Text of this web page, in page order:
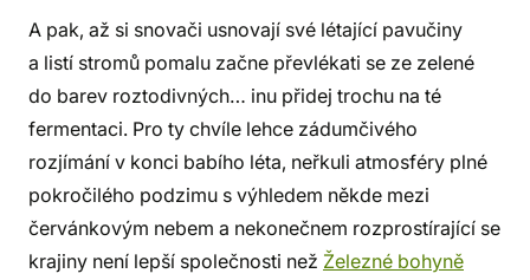
A pak, až si snovači usnovají své létající pavučiny
a listí stromů pomalu začne převlékati se ze zelené
do barev roztodivných… inu přidej trochu na té
fermentaci. Pro ty chvíle lehce zádumčivého
rozjímání v konci babího léta, neřkuli atmosféry plné
pokročilého podzimu s výhledem někde mezi
červánkovým nebem a nekonečnem rozprostírající se
krajiny není lepší společnosti než Železné bohyně